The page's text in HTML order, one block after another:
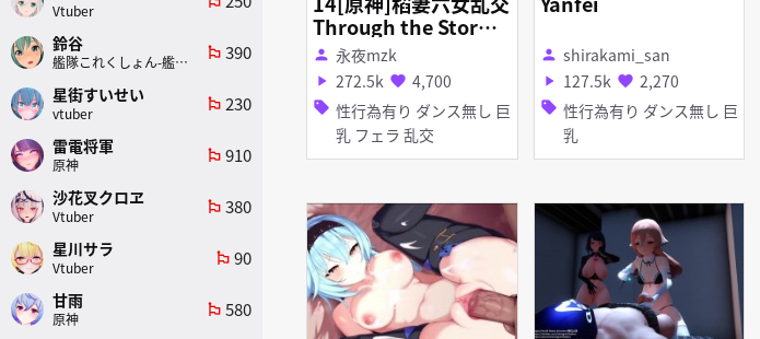
Through the Storm
[恋活]
person 永夜mzk
play_arrow 272.5k favorite 4,700
sell 性行為有り ダンス無し 巨
乳 フェラ 乱交
person shirakami_san
play_arrow 127.5k favorite 2,270
sell 性行為有り ダンス無し 巨
乳
Vtuber
鈴谷
艦隊これくしょん-艦これ-
emoji_flags 390
星街すいせい
vtuber
emoji_flags 230
雷電将軍
原神
emoji_flags 910
沙花叉クロヱ
Vtuber
emoji_flags 380
星川サラ
Vtuber
emoji_flags 90
甘雨
原神
emoji_flags 580